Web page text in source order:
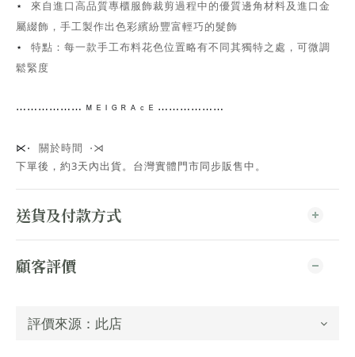
⋆ 來自進口高品質專櫃服飾裁剪過程中的優質邊角材料及進口金
屬綴飾，手工製作出色彩繽紛豐富輕巧的髮飾
⋆ 特點：每一款手工布料花色位置略有不同其獨特之處，可微調
鬆緊度
⋯⋯ ⋯⋯⋯⋯ ᴹ ᴱ ᴵ ᴳ ᴿ ᴬ ᶜ ᴱ ⋯⋯⋯⋯ ⋯⋯
⋉⋅ 關於時間 ⋅⋊
下單後，約3天內出貨。台灣實體門市同步販售中。
送貨及付款方式
顧客評價